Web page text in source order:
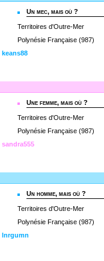
Un mec, mais où ?
Territoires d'Outre-Mer
Polynésie Française (987)
Une femme, mais où ?
Territoires d'Outre-Mer
Polynésie Française (987)
Un homme, mais où ?
Territoires d'Outre-Mer
Polynésie Française (987)
lnrgumn